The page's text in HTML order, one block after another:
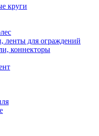
круги
ленты для ограждений
коннекторы